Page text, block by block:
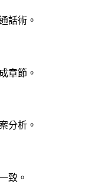
話術。
章節。
分析。
致。